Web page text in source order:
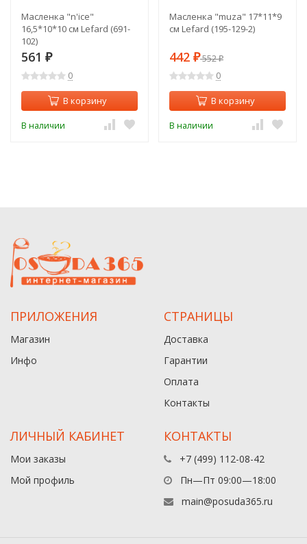
Масленка "n'ice"
16,5*10*10 см Lefard (691-
102)
561 ₽
0
В корзину
В наличии
Масленка "muza" 17*11*9
см Lefard (195-129-2)
442 ₽552₽
0
В корзину
В наличии
ПРИЛОЖЕНИЯ
Магазин
Инфо
СТРАНИЦЫ
Доставка
Гарантии
Оплата
Контакты
ЛИЧНЫЙ КАБИНЕТ
Мои заказы
Мой профиль
КОНТАКТЫ
+7 (499) 112-08-42
Пн—Пт 09:00—18:00
main@posuda365.ru